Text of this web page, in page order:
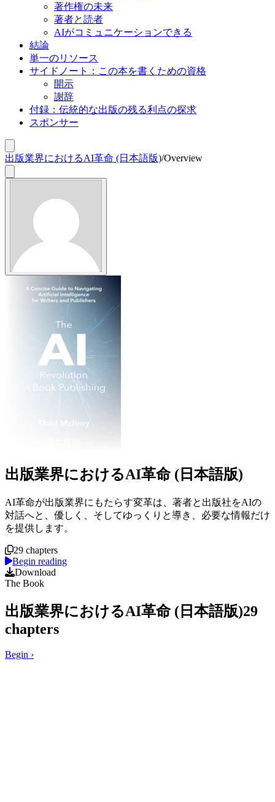
著作権の未来
著者と読者
AIがコミュニケーションできる
結論
単一のリソース
サイドノート：この本を書くための資格
開示
謝辞
付録：伝統的な出版の残る利点の探求
スポンサー
出版業界におけるAI革命 (日本語版)/Overview
出版業界におけるAI革命 (日本語版)
Course overview
AI革命が出版業界にもたらす変革は、著者と出版社をAIの
対話へと、優しく、そしてゆっくりと導き、必要な情報だけ
を提供します。
29 chapters
Begin reading
Download
The Book
出版業界におけるAI革命 (日本語版)29
chapters
Begin ›